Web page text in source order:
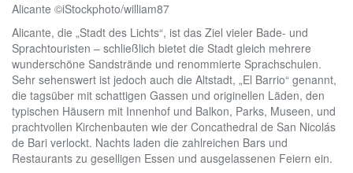
Alicante ©iStockphoto/william87
Alicante, die „Stadt des Lichts“, ist das Ziel vieler Bade- und
Sprachtouristen – schließlich bietet die Stadt gleich mehrere
wunderschöne Sandstrände und renommierte Sprachschulen.
Sehr sehenswert ist jedoch auch die Altstadt, „El Barrio“ genannt,
die tagsüber mit schattigen Gassen und originellen Läden, den
typischen Häusern mit Innenhof und Balkon, Parks, Museen, und
prachtvollen Kirchenbauten wie der Concathedral de San Nicolás
de Bari verlockt. Nachts laden die zahlreichen Bars und
Restaurants zu geselligen Essen und ausgelassenen Feiern ein.